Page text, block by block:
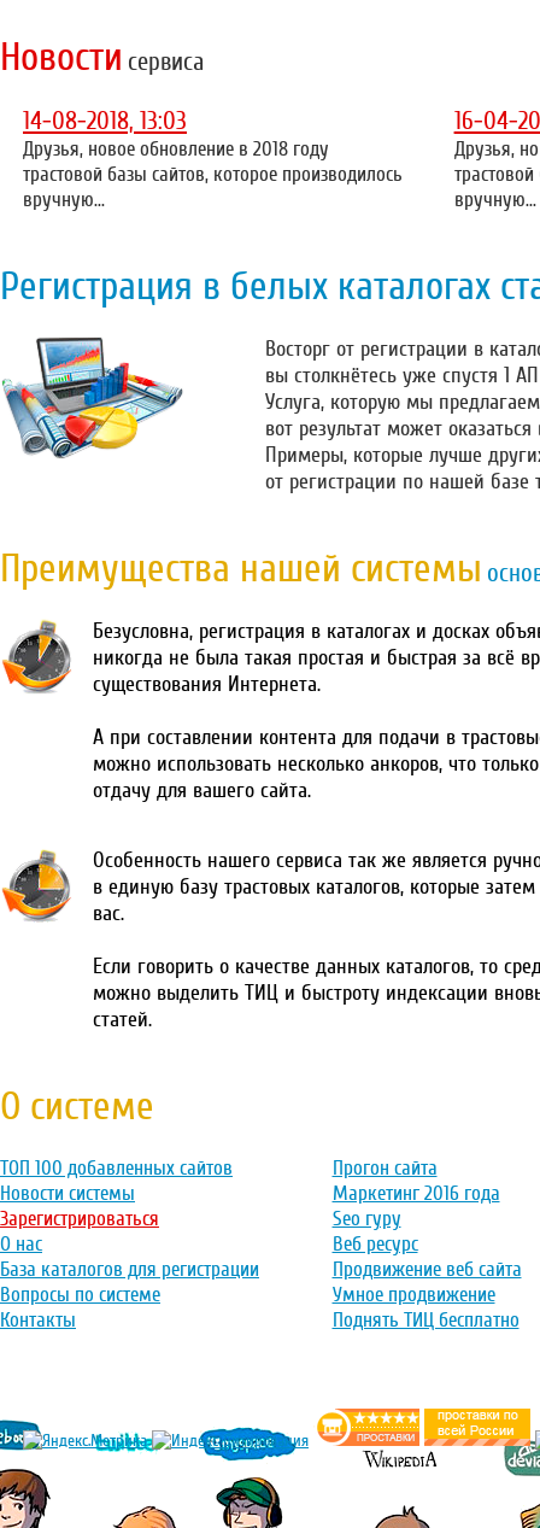
Новости сервиса
14-08-2018, 13:03
Друзья, новое обновление в 2018 году
трастовой базы сайтов, которое производилось
вручную...
16-04-
Друзья,
вручную...
Регистрация в белых каталогах
Восторг от регистрации в
вы столкнётесь уже спустя 1
Услуга, которую мы
вот результат может
Примеры, которые лучше
от регистрации по нашей базе
Преимущества нашей системы
Безусловна, регистрация в каталогах и досках
никогда не была такая простая и быстрая за всё
существования Интернета.
А при составлении контента для подачи в
можно использовать несколько анкоров, что
отдачу для вашего сайта.
Особенность нашего сервиса так же является
в единую базу трастовых каталогов, которые
вас.
Если говорить о качестве данных каталогов, то
можно выделить ТИЦ и быстроту индексации
статей.
О системе
ТОП 100 добавленных сайтов
Новости системы
Зарегистрироваться
О нас
База каталогов для регистрации
Вопросы по системе
Контакты
Прогон сайта
Маркетинг 2016 года
Seo гуру
Веб ресурс
Продвижение веб сайта
Умное продвижение
Поднять ТИЦ бесплатно